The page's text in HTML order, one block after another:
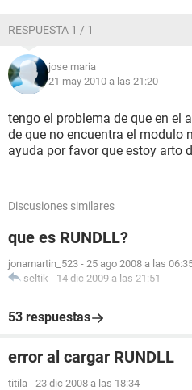
RESPUESTA 1 / 1
jose maria
21 may 2010 a las 21:20
tengo el problema de que en el
de que no encuentra el modulo
ayuda por favor que estoy arto
Discusiones similares
que es RUNDLL?
jonamartin_523 - 25 ago 2008 a las
seltik - 14 dic 2009 a las 21:51
53 respuestas
error al cargar RUNDLL
titila - 23 dic 2008 a las 18:34